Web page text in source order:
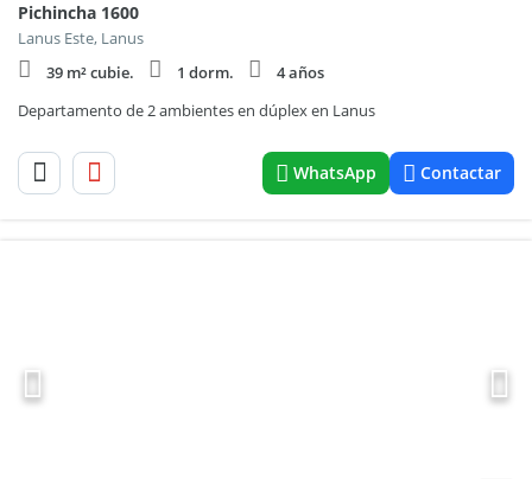
Pichincha 1600
Lanus Este, Lanus
39 m² cubie.
1 dorm.
4 años
Departamento de 2 ambientes en dúplex en Lanus
WhatsApp Contactar